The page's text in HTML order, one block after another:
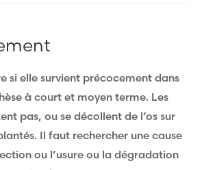
si elle survient précocement dans
à court et moyen terme. Les
pas, ou se décollent de l’os sur
Il faut rechercher une cause
ou l’usure ou la dégradation